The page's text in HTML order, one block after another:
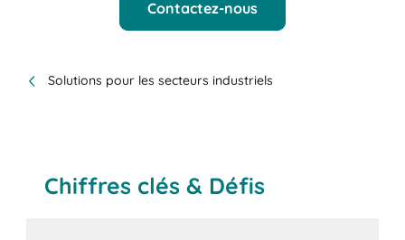
Contactez-nous
Solutions pour les secteurs industriels
Chiffres clés & Défis